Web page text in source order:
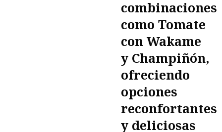
combinaciones
como Tomate
con Wakame
y Champiñón,
ofreciendo
opciones
reconfortantes
y deliciosas